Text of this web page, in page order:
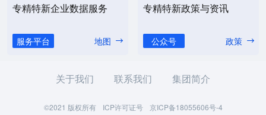
专精特新企业数据服务
服务平台 地图
专精特新政策与资讯
公众号 政策
关于我们 联系我们 集团简介
©2021 版权所有 ICP许可证号 京ICP备18055606号-4